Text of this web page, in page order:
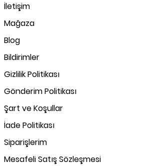
İletişim
Mağaza
Blog
Bildirimler
Gizlilik Politikası
Gönderim Politikası
Şart ve Koşullar
İade Politikası
Siparişlerim
Mesafeli Satış Sözleşmesi